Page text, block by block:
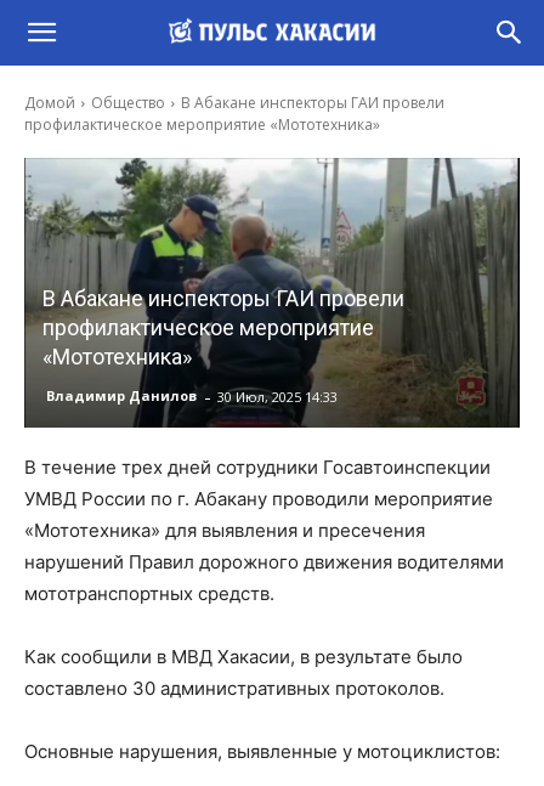
Домой Общество
В Абакане инспекторы ГАИ провели
профилактическое мероприятие «Мототехника»
В Абакане инспекторы ГАИ провели
профилактическое мероприятие
«Мототехника»
Владимир Данилов - 30 Июл, 2025 14:33
В течение трех дней сотрудники Госавтоинспекции
УМВД России по г. Абакану проводили мероприятие
«Мототехника» для выявления и пресечения
нарушений Правил дорожного движения водителями
мототранспортных средств.
Как сообщили в МВД Хакасии, в результате было
составлено 30 административных протоколов.
Основные нарушения, выявленные у мотоциклистов: